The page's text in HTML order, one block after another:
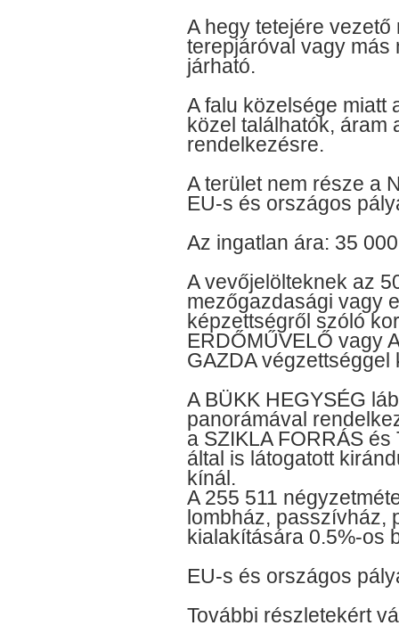
A hegy tetejére
terepjáróval vagy más
járható.
A falu közelsége miatt
közel találhatók, áram
rendelkezésre.
A terület nem része a
EU-s és országos
Az ingatlan ára: 35
A vevőjelölteknek az
mezőgazdasági vagy
képzettségről szóló
ERDŐMŰVELŐ vagy
GAZDA
A BÜKK HEGYSÉG
panorámával
a SZIKLA FORRÁS
által is látogatott
kínál.
A 255 511
lombház, passzívház,
kialakítására 0.5%-os
EU-s és országos
További részletekért